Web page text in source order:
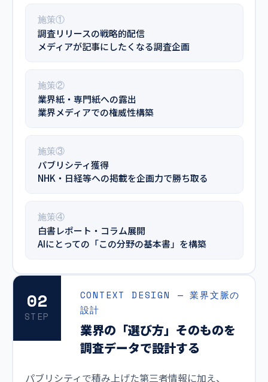
施策①
調査リリースの戦略的配信
メディアが記事にしたくなる調査企画
施策②
業界紙・専門紙への露出
業界メディアでの権威性構築
施策③
パブリシティ獲得
NHK・日経等への掲載を企画力で勝ち取る
施策④
白書レポート・コラム展開
AIにとっての「この分野の基本書」を構築
02
STEP
CONTEXT DESIGN — 業界文脈の
設計
業界の「選び方」そのものを
調査データで設計する
パブリシティで積み上げた第三者情報に加え、